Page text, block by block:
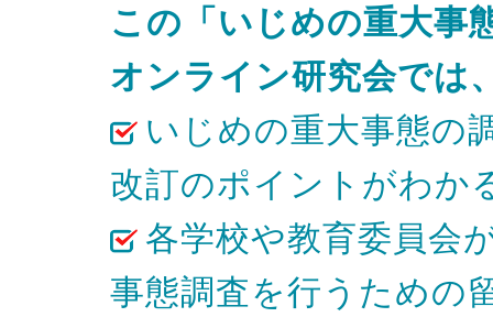
この「いじめの重大事
オンライン研究会では
いじめの重大事態の
改訂のポイントがわか
各学校や教育委員会
事態調査を行うための